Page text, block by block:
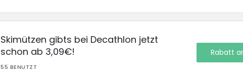
Skimützen gibts bei Decathlon jetzt
schon ab 3,09€!
55 BENUTZT
Rabatt